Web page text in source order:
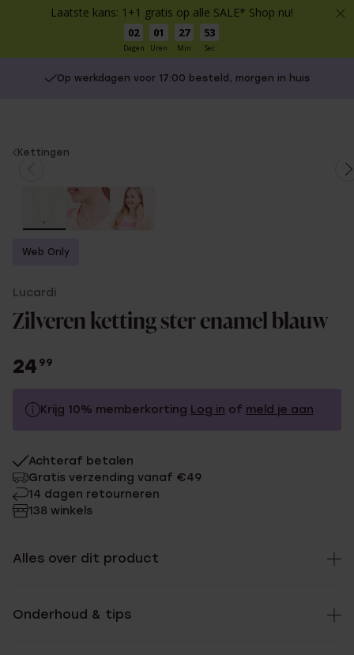
Laatste kans: 1+1 gratis op alle SALE* Shop nu!
02
Dagen
01
Uren
27
Min
53
Sec
Op werkdagen voor 17:00 besteld, morgen in huis
You
Kettingen
Web Only
Lucardi
Zilveren ketting ster enamel blauw
24 99
Krijg 10% memberkorting Log in of meld je aan
Zonder memberkorting
Met memberkorting
Achteraf betalen
Gratis verzending vanaf €49
14 dagen retourneren
138 winkels
Alles over dit product
Onderhoud & tips